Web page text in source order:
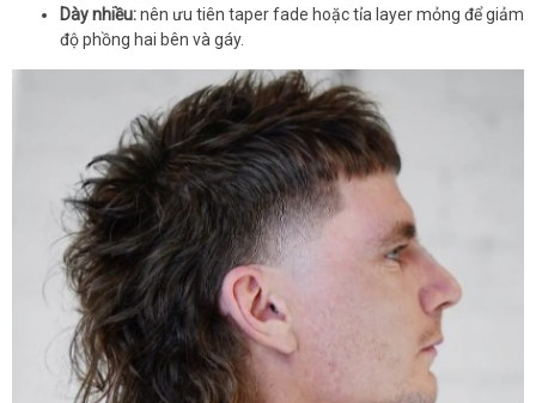
Dày nhiều:nên ưu tiên taper fade hoặc tỉa layer mỏng để giảm
độ phồng hai bên và gáy.